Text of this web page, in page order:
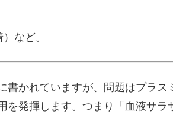
など。
かれていますが、問題はプラス
を発揮します。つまり「血液サラ